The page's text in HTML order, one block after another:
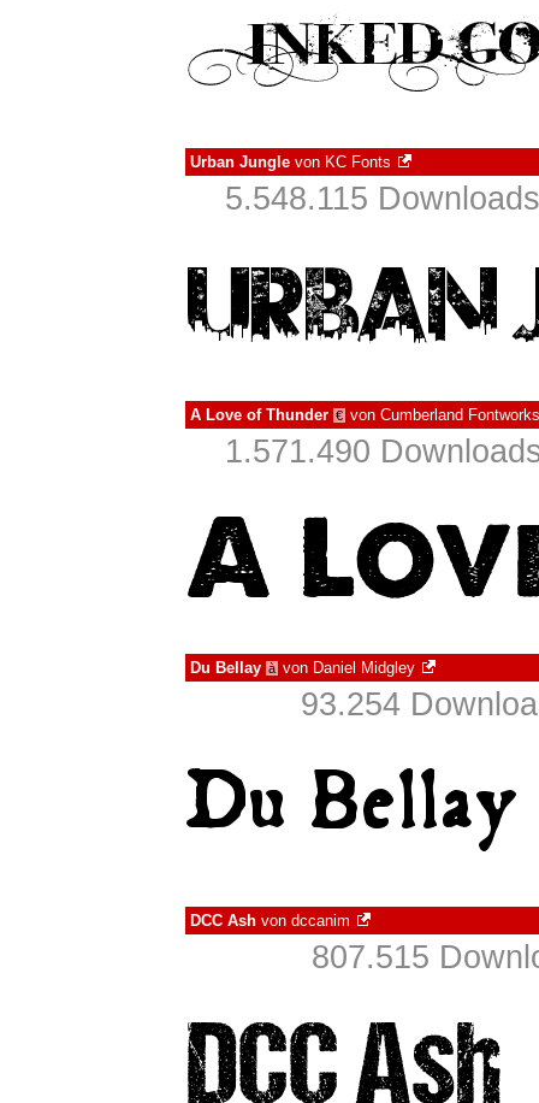
Urban Jungle von KC Fonts
5.548.115
A Love of Thunder € von Cumberland Fontworks
1.571.490
Du Bellay à von Daniel Midgley
93.254
DCC Ash von dccanim
807.515